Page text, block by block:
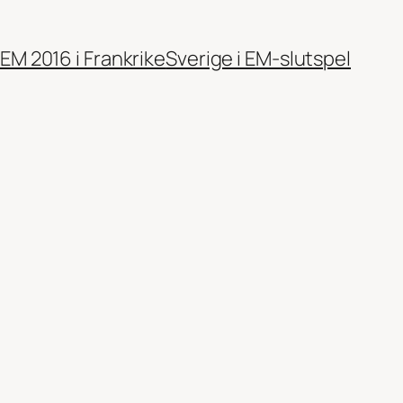
EM 2016 i FrankrikeSverige i EM-slutspel